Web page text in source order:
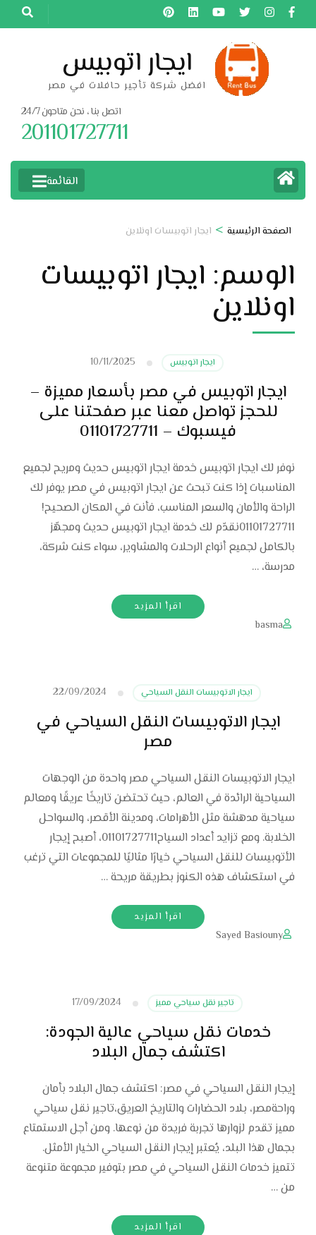
تخطى
إلى
ايجار اتوبيس
افضل شركة تأجير حافلات في مصر
اتصل بنا ، نحن متاحون 24/7
201101727711
القائمة
الصفحة الرئيسية > ايجار اتوبيسات اونلاين
الوسم: ايجار اتوبيسات
اونلاين
ايجار اتوبيس 10/11/2025
ايجار اتوبيس في مصر بأسعار مميزة –
للحجز تواصل معنا عبر صفحتنا على
فيسبوك – 01101727711
نوفر لك ايجار اتوبيس خدمة ايجار اتوبيس حديث ومريح لجميع
المناسبات إذا كنت تبحث عن ايجار اتوبيس في مصر يوفر لك
الراحة والأمان والسعر المناسب، فأنت في المكان الصحيح!
01101727711نقدّم لك خدمة ايجار اتوبيس حديث ومجهّز
بالكامل لجميع أنواع الرحلات والمشاوير، سواء كنت شركة،
مدرسة، …
اقرأ المزيد
basma
ايجار الاتوبيسات النقل السياحي 22/09/2024
ايجار الاتوبيسات النقل السياحي في
مصر
ايجار الاتوبيسات النقل السياحي مصر واحدة من الوجهات
السياحية الرائدة في العالم، حيث تحتضن تاريخًا عريقًا ومعالم
سياحية مدهشة مثل الأهرامات، ومدينة الأقصر، والسواحل
الخلابة. ومع تزايد أعداد السياح01101727711، أصبح إيجار
الأتوبيسات للنقل السياحي خيارًا مثاليًا للمجموعات التي ترغب
في استكشاف هذه الكنوز بطريقة مريحة …
اقرأ المزيد
Sayed Basiouny
تاجير نقل سياحي مميز 17/09/2024
خدمات نقل سياحي عالية الجودة:
اكتشف جمال البلاد
إيجار النقل السياحي في مصر: اكتشف جمال البلاد بأمان
وراحةمصر، بلاد الحضارات والتاريخ العريق،تاجير نقل سياحي
مميز تقدم لزوارها تجربة فريدة من نوعها. ومن أجل الاستمتاع
بجمال هذا البلد، يُعتبر إيجار النقل السياحي الخيار الأمثل.
تتميز خدمات النقل السياحي في مصر بتوفير مجموعة متنوعة
من …
اقرأ المزيد